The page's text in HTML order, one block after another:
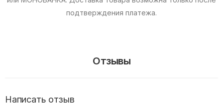
подтверждения платежа.
Отзывы
Написать отзыв